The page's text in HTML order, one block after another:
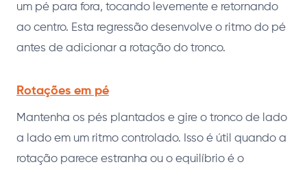
um pé para fora, tocando levemente e retornando
ao centro. Esta regressão desenvolve o ritmo do pé
antes de adicionar a rotação do tronco.
Rotações em pé
Mantenha os pés plantados e gire o tronco de lado
a lado em um ritmo controlado. Isso é útil quando a
rotação parece estranha ou o equilíbrio é o